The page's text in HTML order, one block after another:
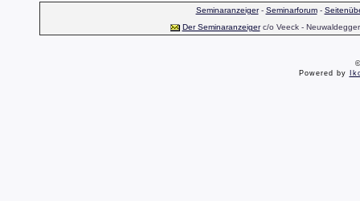
Seminaranzeiger- Seminarforum-
Der Seminaranzeigerc/o Veeck -
Powered by